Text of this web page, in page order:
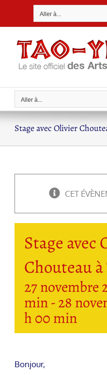
Aller à...
Aller à...
Stage avec Olivier
CET
Stage avec
Chouteau à
27 novembre
min-28
h 00 min
Bonjour,